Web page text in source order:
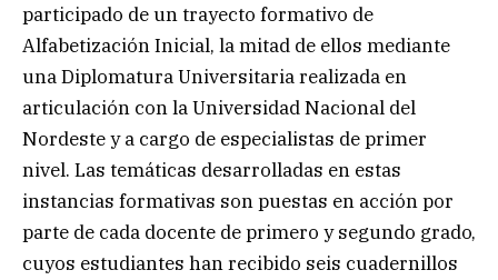
participado de un trayecto formativo de
Alfabetización Inicial, la mitad de ellos mediante
una Diplomatura Universitaria realizada en
articulación con la Universidad Nacional del
Nordeste y a cargo de especialistas de primer
nivel. Las temáticas desarrolladas en estas
instancias formativas son puestas en acción por
parte de cada docente de primero y segundo grado,
cuyos estudiantes han recibido seis cuadernillos